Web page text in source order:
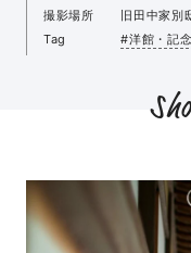
撮影場所
旧田中家別
Tag
#洋館・記